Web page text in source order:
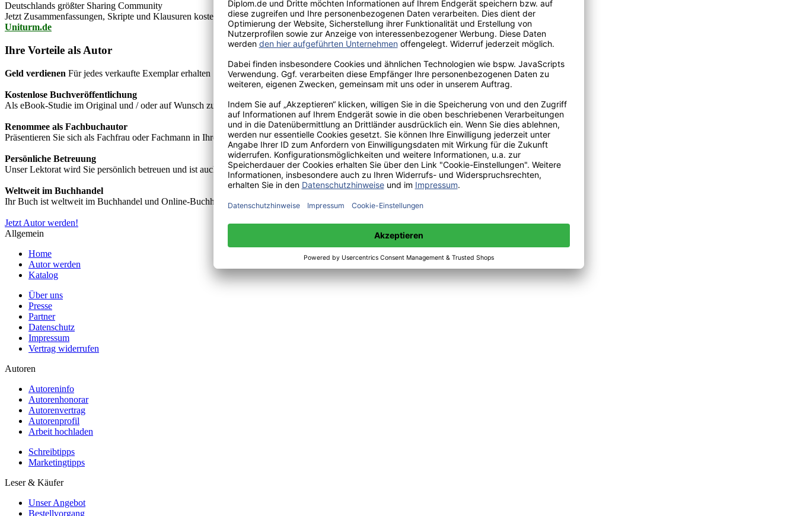
Deutschlands größter Sharing Community
Jetzt Zusammenfassungen, Skripte und Klausuren kostenlos downloaden!
Uniturm.de
Ihre Vorteile als Autor
Geld verdienen Für jedes verkaufte Exemplar erhalten Sie Autorenhonorar - bis zu 40%.
Kostenlose Buchveröffentlichung
Als eBook-Studie im Original und / oder auf Wunsch zusätzlich als hochwertiges Fachbuch in unserem renommierten Buchverlag.
Renommee als Fachbuchautor
Präsentieren Sie sich als Fachfrau oder Fachmann in Ihrem Fachgebiet und machen Sie sich bekannt.
Persönliche Betreuung
Unser Lektorat wird Sie persönlich betreuen und ist auch telefonisch unter +49(0)176-85996762 erreichbar.
Weltweit im Buchhandel
Ihr Buch ist weltweit im Buchhandel und Online-Buchhandel wie z.B. amazon erhältlich.
Jetzt Autor werden!
Allgemein
Home
Autor werden
Katalog
Über uns
Presse
Partner
Datenschutz
Impressum
Vertrag widerrufen
Autoren
Autoreninfo
Autorenhonorar
Autorenvertrag
Autorenprofil
Arbeit hochladen
Schreibtipps
Marketingtipps
Leser & Käufer
Unser Angebot
Bestellvorgang